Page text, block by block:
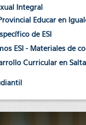
Integral
Educar en
de ESI
ESI - Materiales de
Curricular en Salta